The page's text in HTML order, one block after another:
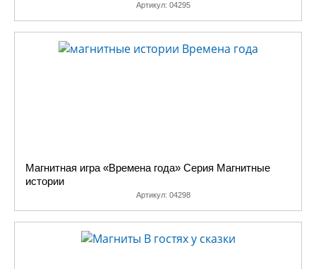
Артикул: 04295
Магнитная игра «Времена года» Серия Магнитные
истории
Артикул: 04298